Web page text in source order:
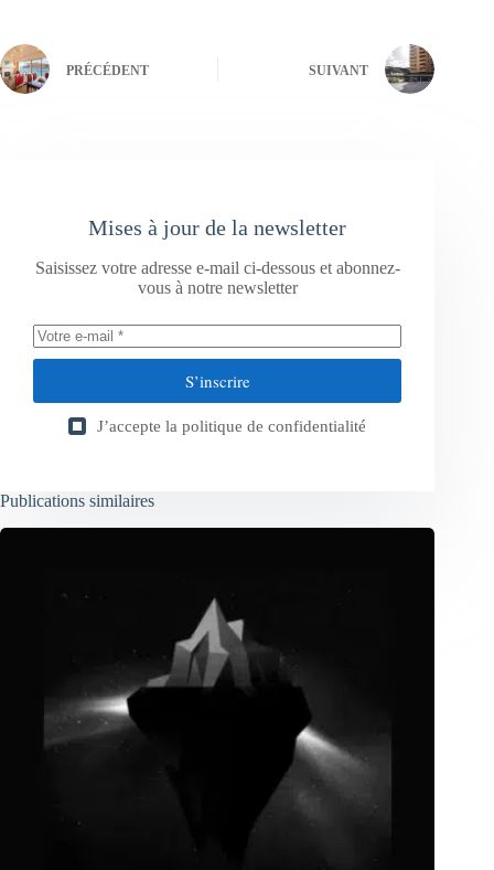
PRÉCÉDENT SUIVANT
Mises à jour de la newsletter
Saisissez votre adresse e-mail ci-dessous et abonnez-
vous à notre newsletter
S’inscrire
J’accepte la politique de confidentialité
Publications similaires